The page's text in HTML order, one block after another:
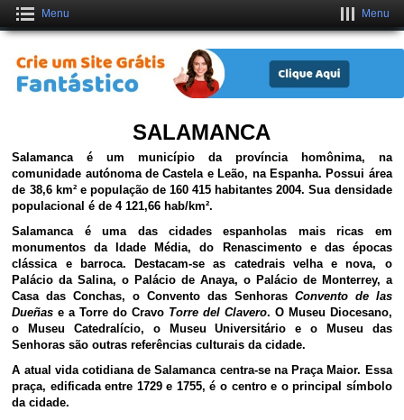
Menu Menu
SALAMANCA
Salamanca é um município da província homônima, na
comunidade autónoma de Castela e Leão, na Espanha. Possui área
de 38,6 km² e população de 160 415 habitantes 2004. Sua densidade
populacional é de 4 121,66 hab/km².
Salamanca é uma das cidades espanholas mais ricas em
monumentos da Idade Média, do Renascimento e das épocas
clássica e barroca. Destacam-se as catedrais velha e nova, o
Palácio da Salina, o Palácio de Anaya, o Palácio de Monterrey, a
Casa das Conchas, o Convento das Senhoras Convento de las
Dueñas e a Torre do Cravo Torre del Clavero. O Museu Diocesano,
o Museu Catedralício, o Museu Universitário e o Museu das
Senhoras são outras referências culturais da cidade.
A atual vida cotidiana de Salamanca centra-se na Praça Maior. Essa
praça, edificada entre 1729 e 1755, é o centro e o principal símbolo
da cidade.
Crie um Site Grátis Fantástico